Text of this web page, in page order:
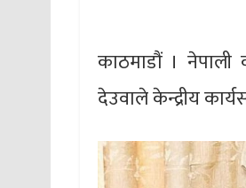
काठमाडौं । नेपाली
देउवाले केन्द्रीय